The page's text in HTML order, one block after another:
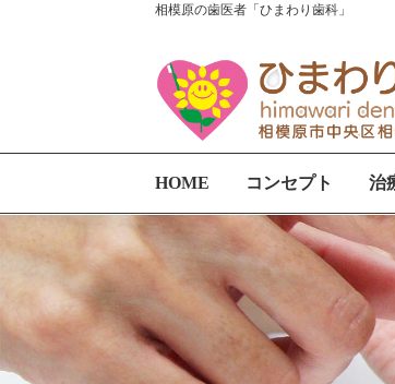
相模原の歯医者「ひまわり歯科」
HOME コンセプト 治